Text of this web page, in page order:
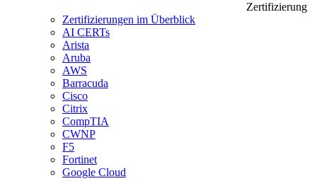
Zertifizierung
Zertifizierungen im Überblick
AI CERTs
Arista
Aruba
AWS
Barracuda
Cisco
Citrix
CompTIA
CWNP
F5
Fortinet
Google Cloud